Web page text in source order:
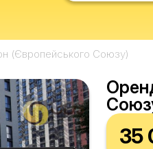
(Європейського Союзу)
35